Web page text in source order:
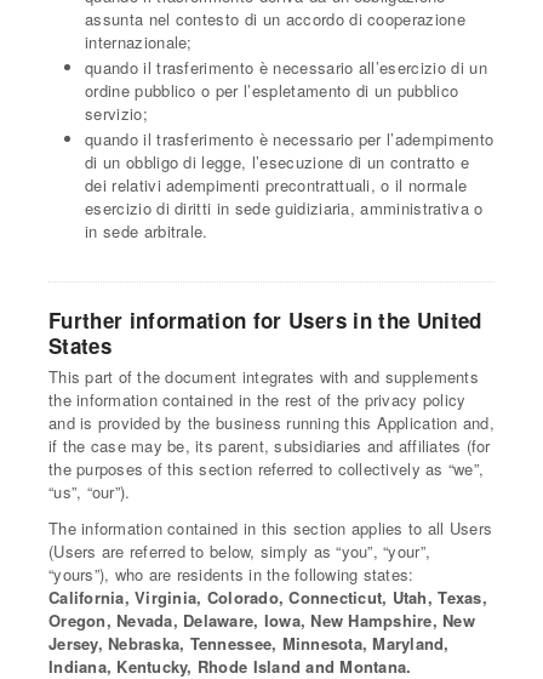
assunta nel contesto di un accordo di cooperazione
internazionale;
quando il trasferimento è necessario all’esercizio di un
ordine pubblico o per l’espletamento di un pubblico
servizio;
quando il trasferimento è necessario per l’adempimento
di un obbligo di legge, l’esecuzione di un contratto e
dei relativi adempimenti precontrattuali, o il normale
esercizio di diritti in sede guidiziaria, amministrativa o
in sede arbitrale.
Further information for Users in the United
States
This part of the document integrates with and supplements
the information contained in the rest of the privacy policy
and is provided by the business running this Application and,
if the case may be, its parent, subsidiaries and affiliates (for
the purposes of this section referred to collectively as “we”,
“us”, “our”).
The information contained in this section applies to all Users
(Users are referred to below, simply as “you”, “your”,
“yours”), who are residents in the following states:
California, Virginia, Colorado, Connecticut, Utah, Texas,
Oregon, Nevada, Delaware, Iowa, New Hampshire, New
Jersey, Nebraska, Tennessee, Minnesota, Maryland,
Indiana, Kentucky, Rhode Island and Montana.